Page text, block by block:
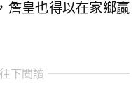
詹皇也得以在家鄉贏
下閱讀